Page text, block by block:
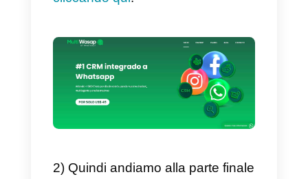
2) CRM per WhatsApp.
3)Chatbotper le tue
4) Analisi di tutta la tua attività su